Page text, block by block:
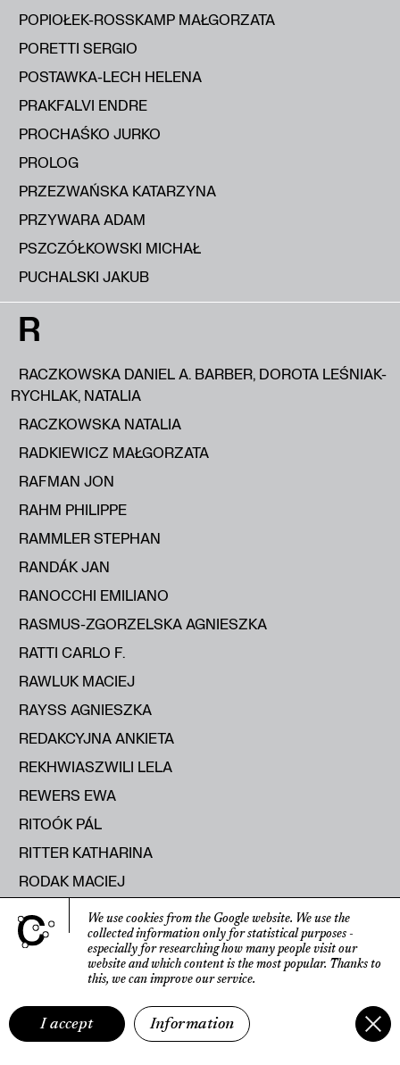
POPIOŁEK-ROSSKAMP MAŁGORZATA
PORETTI SERGIO
POSTAWKA-LECH HELENA
PRAKFALVI ENDRE
PROCHAŚKO JURKO
PROLOG
PRZEZWAŃSKA KATARZYNA
PRZYWARA ADAM
PSZCZÓŁKOWSKI MICHAŁ
PUCHALSKI JAKUB
R
RACZKOWSKA DANIEL A. BARBER, DOROTA LEŚNIAK-
RYCHLAK, NATALIA
RACZKOWSKA NATALIA
RADKIEWICZ MAŁGORZATA
RAFMAN JON
RAHM PHILIPPE
RAMMLER STEPHAN
RANDÁK JAN
RANOCCHI EMILIANO
RASMUS-ZGORZELSKA AGNIESZKA
RATTI CARLO F.
RAWLUK MACIEJ
RAYSS AGNIESZKA
REDAKCYJNA ANKIETA
REKHWIASZWILI LELA
REWERS EWA
RITOÓK PÁL
RITTER KATHARINA
RODAK MACIEJ
ROLEČEK ALEŠ
ROMANIUK MICHAŁ
ROOST FRANK
ROSELLI SISSI
We use cookies from the Google website. We use the
collected information only for statistical purposes -
especially for researching how many people visit our
website and which content is the most popular. Thanks to
this, we can improve our service.
I accept Information